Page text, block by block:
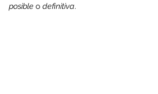
posible o definitiva.